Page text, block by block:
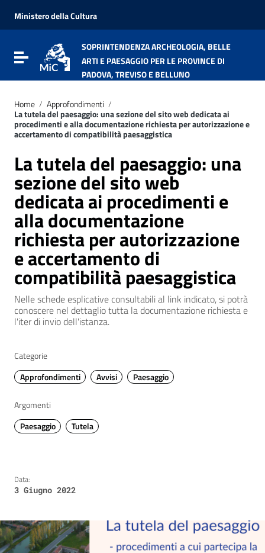
Vai al menu di navigazione
Vai al footer
Ministero della Cultura
Attiva / disattiva la navigazione
SOPRINTENDENZA ARCHEOLOGIA, BELLE
ARTI E PAESAGGIO PER LE PROVINCE DI
PADOVA, TREVISO E BELLUNO
Home / Approfondimenti /
La tutela del paesaggio: una sezione del sito web dedicata ai
procedimenti e alla documentazione richiesta per autorizzazione e
accertamento di compatibilità paesaggistica
La tutela del paesaggio: una
sezione del sito web
dedicata ai procedimenti e
alla documentazione
richiesta per autorizzazione
e accertamento di
compatibilità paesaggistica
Nelle schede esplicative consultabili al link indicato, si potrà
conoscere nel dettaglio tutta la documentazione richiesta e
l'iter di invio dell'istanza.
Categorie
Approfondimenti
Avvisi Paesaggio
Argomenti
Paesaggio
Tutela
Data:
3 Giugno 2022